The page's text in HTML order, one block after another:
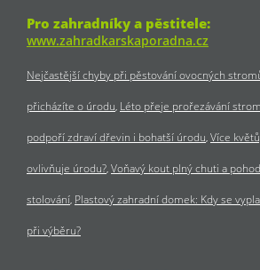
Pro zahradníky a pěstitele:
www.zahradkarskaporadna.cz
Nejčastější chyby při pěstování ovocných
přicházíte o úrodu Léto přeje prořezávání
podpoří zdraví dřevin i bohatší úrodu Více
ovlivňuje úrodu? Voňavý kout plný chuti a
stolování Plastový zahradní domek: Kdy se
při výběru?